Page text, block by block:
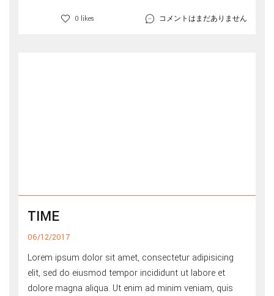
0 likes コメントはまだありません
TIME
06/12/2017
Lorem ipsum dolor sit amet, consectetur adipisicing
elit, sed do eiusmod tempor incididunt ut labore et
dolore magna aliqua. Ut enim ad minim veniam, quis